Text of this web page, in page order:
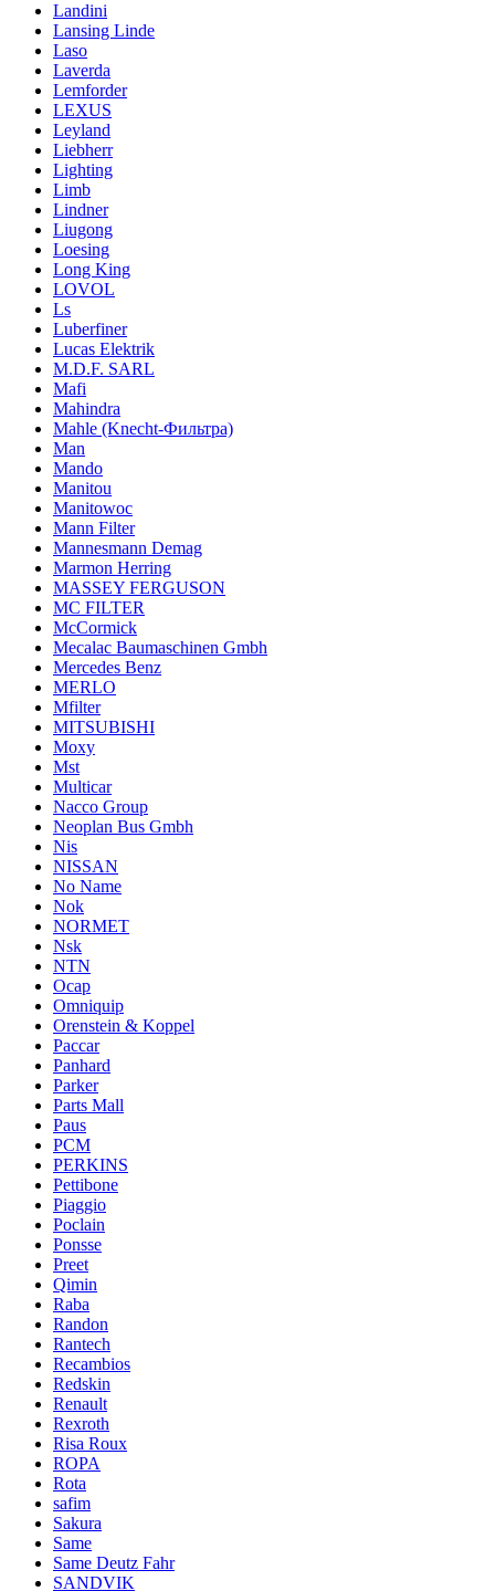
Landini
Lansing Linde
Laso
Laverda
Lemforder
LEXUS
Leyland
Liebherr
Lighting
Limb
Lindner
Liugong
Loesing
Long King
LOVOL
Ls
Luberfiner
Lucas Elektrik
M.D.F. SARL
Mafi
Mahindra
Mahle (Knecht-Фильтра)
Man
Mando
Manitou
Manitowoc
Mann Filter
Mannesmann Demag
Marmon Herring
MASSEY FERGUSON
MC FILTER
McCormick
Mecalac Baumaschinen Gmbh
Mercedes Benz
MERLO
Mfilter
MITSUBISHI
Moxy
Mst
Multicar
Nacco Group
Neoplan Bus Gmbh
Nis
NISSAN
No Name
Nok
NORMET
Nsk
NTN
Ocap
Omniquip
Orenstein & Koppel
Paccar
Panhard
Parker
Parts Mall
Paus
PCM
PERKINS
Pettibone
Piaggio
Poclain
Ponsse
Preet
Qimin
Raba
Randon
Rantech
Recambios
Redskin
Renault
Rexroth
Risa Roux
ROPA
Rota
safim
Sakura
Same
Same Deutz Fahr
SANDVIK